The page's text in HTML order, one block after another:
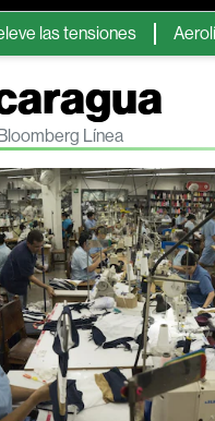
Aerolíneas
Línea